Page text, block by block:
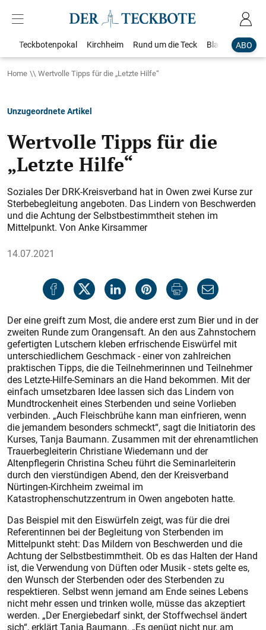
ABO
Teckbotenpokal Kirchheim Rund um die Teck Blaulicht
Home Wertvolle Tipps für die „Letzte Hilfe“
Unzugeordnete Artikel
Wertvolle Tipps für die
„Letzte Hilfe“
Soziales Der DRK-Kreisverband hat in Owen zwei Kurse zur
Sterbebegleitung angeboten. Das Lindern von Beschwerden
und die Achtung der Selbstbestimmtheit stehen im
Mittelpunkt. Von Anke Kirsammer
14.07.2021
Der eine greift zum Most, die andere erst zum Bier und in der
zweiten Runde zum Orangensaft. An den aus Zahnstochern
gefertigten Lutschern kleben erfrischende Eiswürfel mit
unterschiedlichem Geschmack - einer von zahlreichen
praktischen Tipps, die die Teilnehmerinnen und Teilnehmer
des Letzte-Hilfe-Seminars an die Hand bekommen. Mit der
einfach umsetzbaren Idee lassen sich das Lindern von
Mundtrockenheit eines Sterbenden und seine Vorlieben
verbinden. „Auch Fleischbrühe kann man einfrieren, wenn
die jemandem besonders schmeckt“, sagt die Initiatorin des
Kurses, Tanja Baumann. Zusammen mit der ehrenamtlichen
Trauerbegleiterin Christiane Wiedemann und der
Altenpflegerin Christina Scheu führt die Seminarleiterin
durch den vierstündigen Abend, den der Kreisverband
Nürtingen-Kirchheim zweimal im
Katastrophenschutzzentrum in Owen angeboten hatte.
Das Beispiel mit den Eiswürfeln zeigt, was für die drei
Referentinnen bei der Begleitung von Sterbenden im
Mittelpunkt steht: Das Mildern von Beschwerden und die
Achtung der Selbstbestimmtheit. Ob es das Halten der Hand
ist, die Verwendung von Düften oder Musik - stets gelte es,
den Wunsch der Sterbenden oder des Sterbenden zu
respektieren. Selbst wenn jemand am Ende seines Lebens
nicht mehr essen und trinken wolle, müsse das akzeptiert
werden. „Der Energiebedarf sinkt, der Stoffwechsel ändert
sich“, erklärt Tanja Baumann. „Es genügt nicht nur, am